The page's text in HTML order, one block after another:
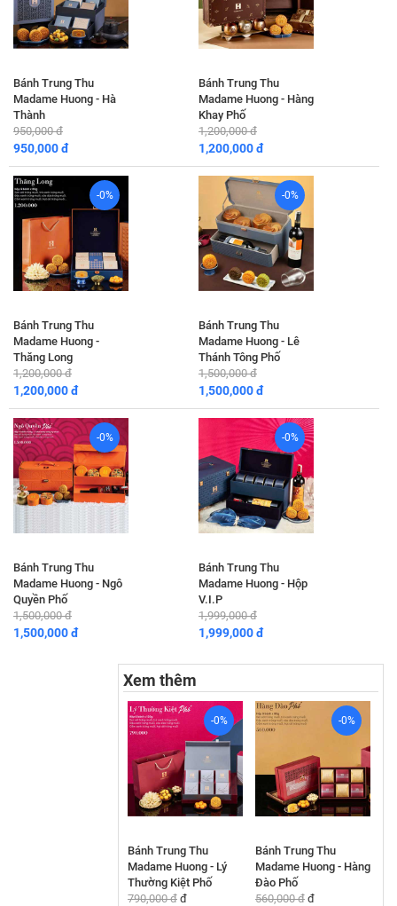
Bánh Trung Thu
Madame Huong - Hà
Thành
950,000 đ
950,000 đ
Bánh Trung Thu
Madame Huong - Hàng
Khay Phố
1,200,000 đ
1,200,000 đ
-0%
Bánh Trung Thu
Madame Huong -
Thăng Long
1,200,000 đ
1,200,000 đ
-0%
Bánh Trung Thu
Madame Huong - Lê
Thánh Tông Phố
1,500,000 đ
1,500,000 đ
-0%
Bánh Trung Thu
Madame Huong - Ngô
Quyền Phố
1,500,000 đ
1,500,000 đ
-0%
Bánh Trung Thu
Madame Huong - Hộp
V.I.P
1,999,000 đ
1,999,000 đ
Xem thêm
-0%
Bánh Trung Thu
Madame Huong - Lý
Thường Kiệt Phố
790,000 đ đ
-0%
Bánh Trung Thu
Madame Huong - Hàng
Đào Phố
560,000 đ đ